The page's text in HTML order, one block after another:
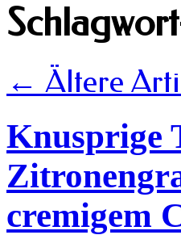
← Ältere
Knusprige
cremigem